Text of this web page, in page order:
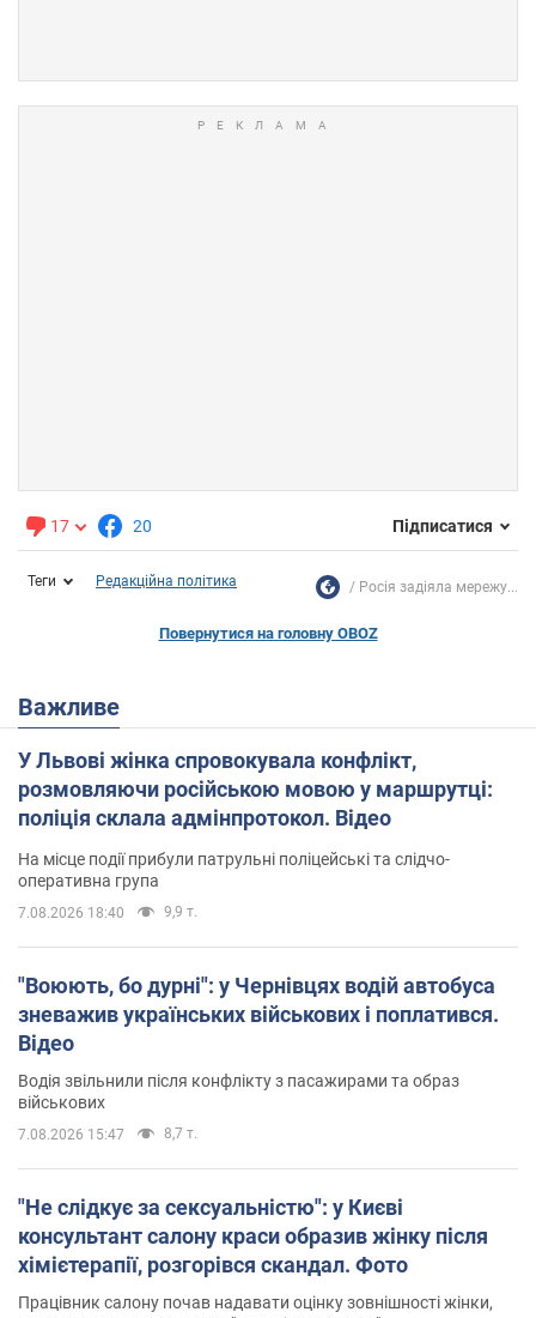
17 20 Підписатися
Теги Редакційна політика Росія задіяла мережу...
Повернутися на головну OBOZ
Важливе
У Львові жінка спровокувала конфлікт,
розмовляючи російською мовою у маршрутці:
поліція склала адмінпротокол. Відео
На місце події прибули патрульні поліцейські та слідчо-
оперативна група
7.08.2026 18:40 9,9 т.
"Воюють, бо дурні": у Чернівцях водій автобуса
зневажив українських військових і поплатився.
Відео
Водія звільнили після конфлікту з пасажирами та образ
військових
7.08.2026 15:47 8,7 т.
"Не слідкує за сексуальністю": у Києві
консультант салону краси образив жінку після
хімієтерапії, розгорівся скандал. Фото
Працівник салону почав надавати оцінку зовнішності жінки,